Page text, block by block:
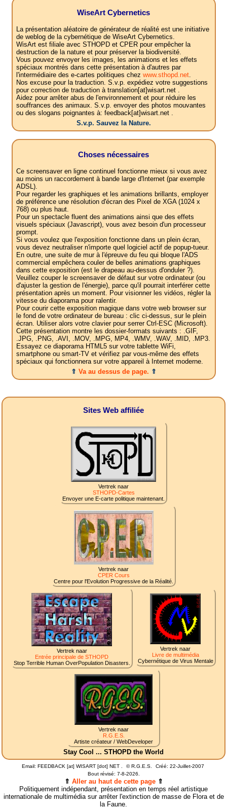
WiseArt Cybernetics
La présentation aléatoire de générateur de réalité est une initiative
de weblog de la cybernétique de WiseArt Cybernetics.
WisArt est filiale avec STHOPD et CPER pour empêcher la
destruction de la nature et pour préserver la biodiversité.
Vous pouvez envoyer les images, les animations et les effets
spéciaux montrés dans cette présentation à d'autres par
l'intermédiaire des e-cartes politiques chez www.sthopd.net.
Nos excuse pour la traduction. S.v.p. expédiez votre suggestions
pour correction de traduction à translation[at]wisart.net .
Aidez pour arrêter abus de l'environnement et pour réduire les
souffrances des animaux. S.v.p. envoyer des photos mouvantes
ou des slogans poignantes à: feedback[at]wisart.net .
S.v.p. Sauvez la Nature.
Choses nécessaires
Ce screensaver en ligne continuel fonctionne mieux si vous avez
au moins un raccordement à bande large d'Internet (par exemple
ADSL).
Pour regarder les graphiques et les animations brillants, employer
de préférence une résolution d'écran des Pixel de XGA (1024 x
768) ou plus haut.
Pour un spectacle fluent des animations ainsi que des effets
visuels spéciaux (Javascript), vous avez besoin d'un processeur
prompt.
Si vous voulez que l'exposition fonctionne dans un plein écran,
vous devez neutraliser n'importe quel logiciel actif de popup-tueur.
En outre, une suite de mur à l'épreuve du feu qui bloque l'ADS
commercial empêchera couler de belles animations graphiques
dans cette exposition (est le drapeau au-dessus d'onduler ?).
Veuillez couper le screensaver de défaut sur votre ordinateur (ou
d'ajuster la gestion de l'énergie), parce qu'il pourrait interférer cette
présentation après un moment. Pour visionner les vidéos, régler la
vitesse du diaporama pour ralentir.
Pour courir cette exposition magique dans votre web browser sur
le fond de votre ordinateur de bureau : clic ci-dessus, sur le plein
écran. Utiliser alors votre clavier pour serrer Ctrl-ESC (Microsoft).
Cette présentation montre les dossier-formats suivants : .GIF,
.JPG, .PNG, .AVI, .MOV, .MPG, MP4, .WMV, .WAV, .MID, .MP3.
Essayez ce diaporama HTML5 sur votre tablette WiFi,
smartphone ou smart-TV et vérifiez par vous-même des effets
spéciaux qui fonctionnera sur votre appareil à Internet moderne.
⇑ Va au dessus de page. ⇑
Sites Web affiliée
Vertrek naar
STHOPD-Cartes
Envoyer une E-carte politique maintenant.
Vertrek naar
CPER Cours
Centre pour l'Evolution Progressive de la Réalité.
Vertrek naar
Entrée principale de STHOPD
Stop Terrible Human OverPopulation Disasters.
Vertrek naar
Livre de multimédia
Cybernétique de Virus Mentale
Vertrek naar
R.G.E.S.
Artiste créateur / WebDeveloper
Stay Cool ... STHOPD the World
Email: FEEDBACK [at] WISART [dot] NET . ©R.G.E.S.
Créé: 22-Juillet-2007
Bout révisé: 7-8-2026.
⇑ Aller au haut de cette page⇑
Politiquement indépendant, présentation en temps réel artistique
internationale de multimédia sur arrêter l'extinction de masse de Flora et de
la Faune.